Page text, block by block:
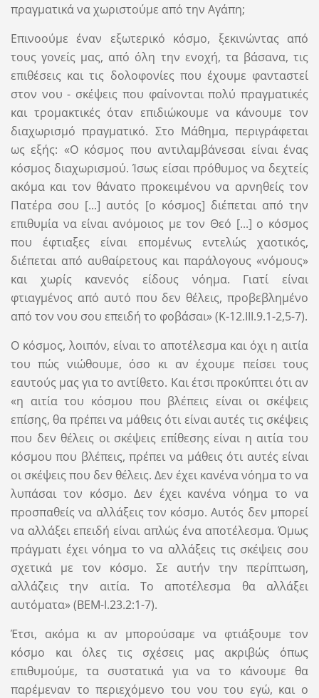
πραγματικά να χωριστούμε από την Αγάπη;
Επινοούμε έναν εξωτερικό κόσμο, ξεκινώντας από
τους γονείς μας, από όλη την ενοχή, τα βάσανα, τις
επιθέσεις και τις δολοφονίες που έχουμε φανταστεί
στον νου - σκέψεις που φαίνονται πολύ πραγματικές
και τρομακτικές όταν επιδιώκουμε να κάνουμε τον
διαχωρισμό πραγματικό. Στο Μάθημα, περιγράφεται
ως εξής: «Ο κόσμος που αντιλαμβάνεσαι είναι ένας
κόσμος διαχωρισμού. Ίσως είσαι πρόθυμος να δεχτείς
ακόμα και τον θάνατο προκειμένου να αρνηθείς τον
Πατέρα σου [...] αυτός [ο κόσμος] διέπεται από την
επιθυμία να είναι ανόμοιος με τον Θεό [...] ο κόσμος
που έφτιαξες είναι επομένως εντελώς χαοτικός,
διέπεται από αυθαίρετους και παράλογους «νόμους»
και χωρίς κανενός είδους νόημα. Γιατί είναι
φτιαγμένος από αυτό που δεν θέλεις, προβεβλημένο
από τον νου σου επειδή το φοβάσαι» (Κ-12.III.9.1-2,5-7).
Ο κόσμος, λοιπόν, είναι το αποτέλεσμα και όχι η αιτία
του πώς νιώθουμε, όσο κι αν έχουμε πείσει τους
εαυτούς μας για το αντίθετο. Και έτσι προκύπτει ότι αν
«η αιτία του κόσμου που βλέπεις είναι οι σκέψεις
επίσης, θα πρέπει να μάθεις ότι είναι αυτές τις σκέψεις
που δεν θέλεις οι σκέψεις επίθεσης είναι η αιτία του
κόσμου που βλέπεις, πρέπει να μάθεις ότι αυτές είναι
οι σκέψεις που δεν θέλεις. Δεν έχει κανένα νόημα το να
λυπάσαι τον κόσμο. Δεν έχει κανένα νόημα το να
προσπαθείς να αλλάξεις τον κόσμο. Αυτός δεν μπορεί
να αλλάξει επειδή είναι απλώς ένα αποτέλεσμα. Όμως
πράγματι έχει νόημα το να αλλάξεις τις σκέψεις σου
σχετικά με τον κόσμο. Σε αυτήν την περίπτωση,
αλλάζεις την αιτία. Το αποτέλεσμα θα αλλάξει
αυτόματα» (ΒΕΜ-Ι.23.2:1-7).
Έτσι, ακόμα κι αν μπορούσαμε να φτιάξουμε τον
κόσμο και όλες τις σχέσεις μας ακριβώς όπως
επιθυμούμε, τα συστατικά για να το κάνουμε θα
παρέμεναν το περιεχόμενο του νου του εγώ, και ο